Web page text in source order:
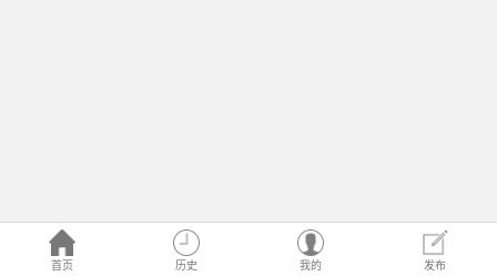
首页 历史 我的 发布